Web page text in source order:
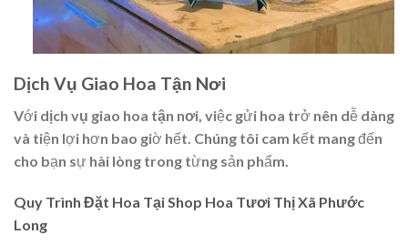
Dịch Vụ Giao Hoa Tận Nơi
Với dịch vụ giao hoa tận nơi , việc gửi hoa trở nên dễ dàng
và tiện lợi hơn bao giờ hết. Chúng tôi cam kết mang đến
cho bạn sự hài lòng trong từng sản phẩm.
Quy Trình Đặt Hoa Tại Shop Hoa Tươi Thị Xã Phước
Long